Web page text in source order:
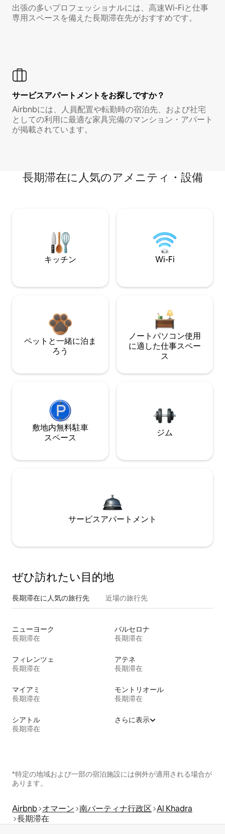
出張の多いプロフェッショナルには、高速Wi-Fiと仕事
専用スペースを備えた長期滞在先がおすすめです。
サービスアパートメントをお探しですか？
Airbnbには、人員配置や転勤時の宿泊先、および社宅
としての利用に最適な家具完備のマンション・アパート
が掲載されています。
長期滞在に人気のアメニティ・設備
キッチン Wi-Fi
ペットと一緒に泊ま
ろう
ノートパソコン使用
に適した仕事スペー
ス
敷地内無料駐⁠車
ス⁠ペ⁠ー⁠ス
ジム
サービスアパートメント
ぜひ訪⁠れ⁠た⁠い目⁠的⁠地
長期滞在に人気の旅行先 近場の旅行先
ニューヨーク
長期滞在
バルセロナ
長期滞在
フィレンツェ
長期滞在
アテネ
長期滞在
マイアミ
長期滞在
モントリオール
長期滞在
シアトル
長期滞在
さらに表示
*特定の地域および一部の宿泊施設には例外が適用される場合が
あります。
Airbnb オマーン 南バーティナ行政区 Al Khadra
長期滞在